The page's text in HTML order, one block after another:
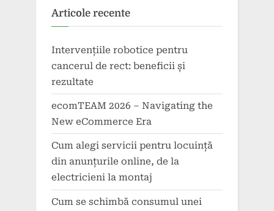
Articole recente
Intervențiile robotice pentru
cancerul de rect: beneficii și
rezultate
ecomTEAM 2026 – Navigating the
New eCommerce Era
Cum alegi servicii pentru locuință
din anunțurile online, de la
electricieni la montaj
Cum se schimbă consumul unei